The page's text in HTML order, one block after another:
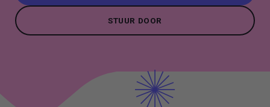
SOLLICITEER DIRECT
STUUR DOOR